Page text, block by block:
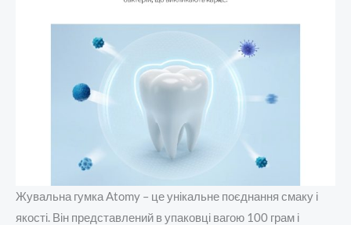
Жувальна гумка Atomy – це унікальне поєднання смаку і
якості. Він представлений в упаковці вагою 100 грам і